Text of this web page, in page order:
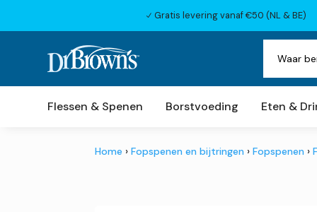
N Gratis levering vanaf €50 (NL & BE)
Flessen & Spenen Borstvoeding Eten &
Home ›Fopspenen en bijtringen ›Fopspenen ›